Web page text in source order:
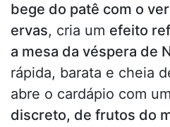
bege do patê com o
ervas, cria um efeito
a mesa da véspera de
rápida, barata e cheia
abre o cardápio com um
discreto, de frutos do